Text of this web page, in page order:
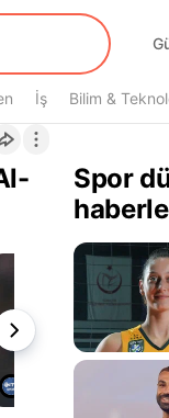
İş Bilim &
Spor